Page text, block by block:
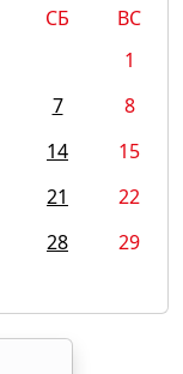
СБ
ВС
1
7
8
14
15
21
22
28
29